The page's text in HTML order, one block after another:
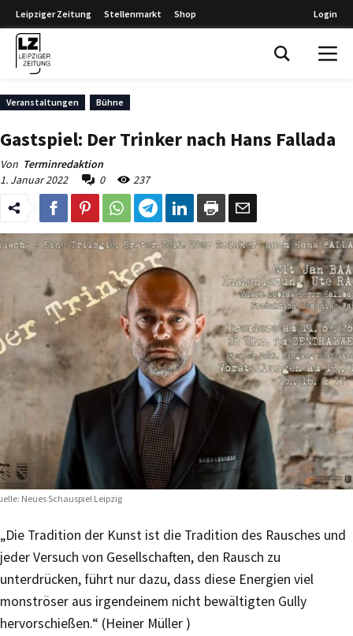
Leipziger Zeitung Stellenmarkt Shop Login
Veranstaltungen Bühne
Gastspiel: Der Trinker nach Hans Fallada
Von Terminredaktion
1. Januar 2022
0 237
Neues Schauspiel Leipzig
„Die Tradition der Kunst ist die Tradition des Rausches und
jeder Versuch von Gesellschaften, den Rausch zu
unterdrücken, führt nur dazu, dass diese Energien viel
monströser aus irgendeinem nicht bewältigten Gully
hervorschießen.“ (Heiner Müller )